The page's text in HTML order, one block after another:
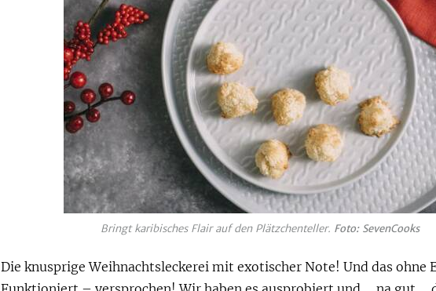
Bringt karibisches Flair auf den Plätzchenteller. Foto: SevenCooks
Die knusprige Weihnachtsleckerei mit exotischer Note! Und das ohne